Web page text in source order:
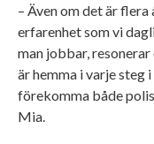
– Även om det är
erfarenhet som vi
man jobbar,
är hemma i varje steg
förekomma både
Mia.